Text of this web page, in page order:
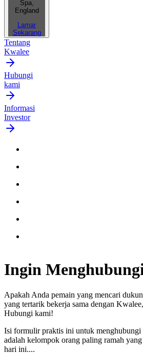
Spa,
England
Lamar
Sekarang
Tentang
Kwalee
Hubungi
kami
Informasi
Investor
Ingin
Apakah Anda pemain yang mencari
yang tertarik bekerja sama dengan
Hubungi kami!
Isi formulir praktis ini untuk
adalah kelompok orang paling ramah
hari ini....